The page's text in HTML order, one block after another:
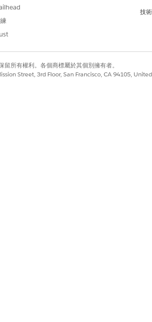
技
所有權利。各個商標屬於其個別擁有者。
Street, 3rd Floor, San Francisco, CA 94105,